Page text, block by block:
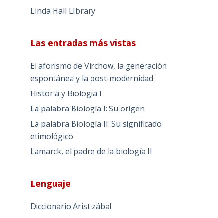
LInda Hall LIbrary
Las entradas más vistas
El aforismo de Virchow, la generación
espontánea y la post-modernidad
Historia y Biología I
La palabra Biología I: Su origen
La palabra Biología II: Su significado
etimológico
Lamarck, el padre de la biología II
Lenguaje
Diccionario Aristizábal